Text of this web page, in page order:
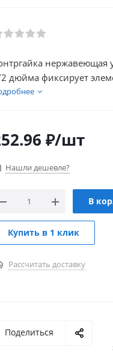
нержавеющая
дюйма фиксирует
₽/шт
Нашли дешевле?
В
Купить в 1 клик
Рассчитать доставку
Поделиться